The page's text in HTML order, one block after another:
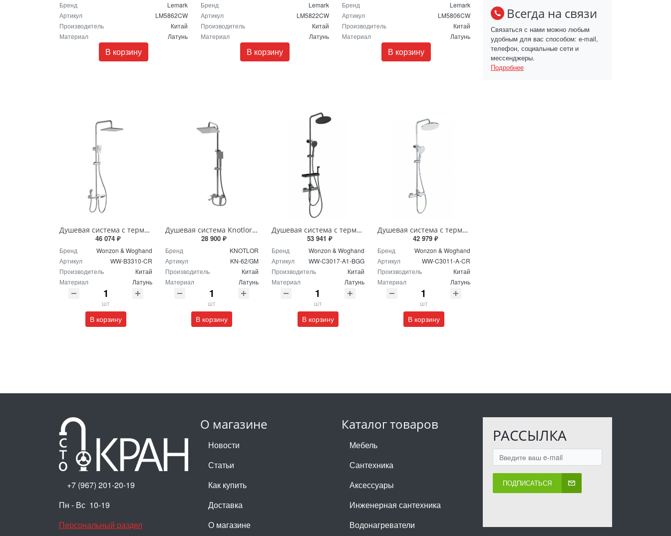
Бренд
Lemark
Артикул
LM5862CW
Производитель
Китай
Материал
Латунь
В корзину
Бренд
Lemark
Артикул
LM5822CW
Производитель
Китай
Материал
Латунь
В корзину
Бренд
Lemark
Артикул
LM5806CW
Производитель
Китай
Материал
Латунь
В корзину
Душевая система с термостатом Wonzon & Woghand WW-B3310-CR хром
46 074 ₽
Бренд
Wonzon & Woghand
Артикул
WW-B3310-CR
Производитель
Китай
Материал
Латунь
шт
В корзину
Душевая система Knotlor MUSE KN-62/GM вороненая сталь
28 900 ₽
Бренд
KNOTLOR
Артикул
KN-62/GM
Производитель
Китай
Материал
Латунь
шт
В корзину
Душевая система с термостатом Wonzon & Woghand WW-C3017-A1-BGG темный графит
53 941 ₽
Бренд
Wonzon & Woghand
Артикул
WW-C3017-A1-BGG
Производитель
Китай
Материал
Латунь
шт
В корзину
Душевая система с термостатом Wonzon & Woghand SOLID WW-C3011-A-CR хром
42 979 ₽
Бренд
Wonzon & Woghand
Артикул
WW-C3011-A-CR
Производитель
Китай
Материал
Латунь
шт
В корзину
Всегда на связи
Связаться с нами можно любым
удобным для вас способом: e-mail,
телефон, социальные сети и
мессенджеры.
Подробнее
О магазине
Новости
Статьи
Как купить
Доставка
О магазине
Каталог товаров
Мебель
Сантехника
Аксессуары
Инженерная сантехника
Водонагреватели
РАССЫЛКА
ПОДПИСАТЬСЯ
+7 (967) 201-20-19
Пн - Вс 10-19
Персональный раздел